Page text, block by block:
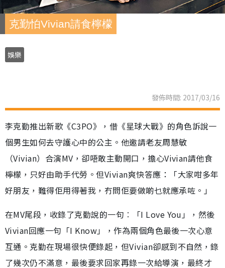
克勤怕Vivian請食檸檬
娛樂
發佈時間: 2017/03/16
李克勤推出新歌《C3PO》，借《星球大戰》的角色訴說一
個男生如何去守護心中的公主。他邀請老友周慧敏
（Vivian）合演MV，卻唔敢主動開口，擔心Vivian請他食
檸檬，只好由助手代勞。但Vivian爽快答應：「大家咁多年
好朋友，難得佢用得著我，冇問佢要做啲乜就應承咗。」
在MV尾段，收錄了克勤說的一句︰「I Love You」，然後
Vivian回應一句「I Know」，作為兩個角色最後一次心意
互通。克勤在現場很快便錄起，但Vivian卻感到不自然，錄
了幾次仍不滿意，最後要求回家再錄一次給導演，最終才